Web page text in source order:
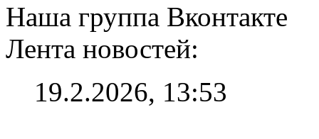
Наша группа Вконтакте
Лента новостей:
19.2.2026, 13:53